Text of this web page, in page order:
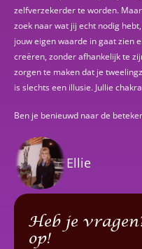
zelfverzekerder te worden.
zoek naar wat jij echt nodig
jouw eigen waarde in gaat zien
creëren, zonder afhankelijk te
zorgen te maken dat je
is slechts een illusie. Jullie
Ben je benieuwd naar de
Ellie
Heb je
op!